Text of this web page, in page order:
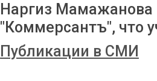
Наргиз Мамажанова
"Коммерсантъ", что
Публикации в СМИ